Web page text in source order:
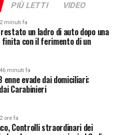
PIÙ LETTI VIDEO
2 minuti fa
un ladro di auto dopo una
con il ferimento di un
46 minuti fa
enne evade dai domiciliari:
Carabinieri
2 ore fa
Controlli straordinari dei